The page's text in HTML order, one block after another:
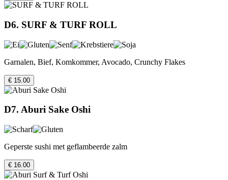
D6. SURF & TURF ROLL
Garnalen, Bief, Komkommer, Avocado, Crunchy Flakes
€ 15.00
D7. Aburi Sake Oshi
Geperste sushi met geflambeerde zalm
€ 16.00